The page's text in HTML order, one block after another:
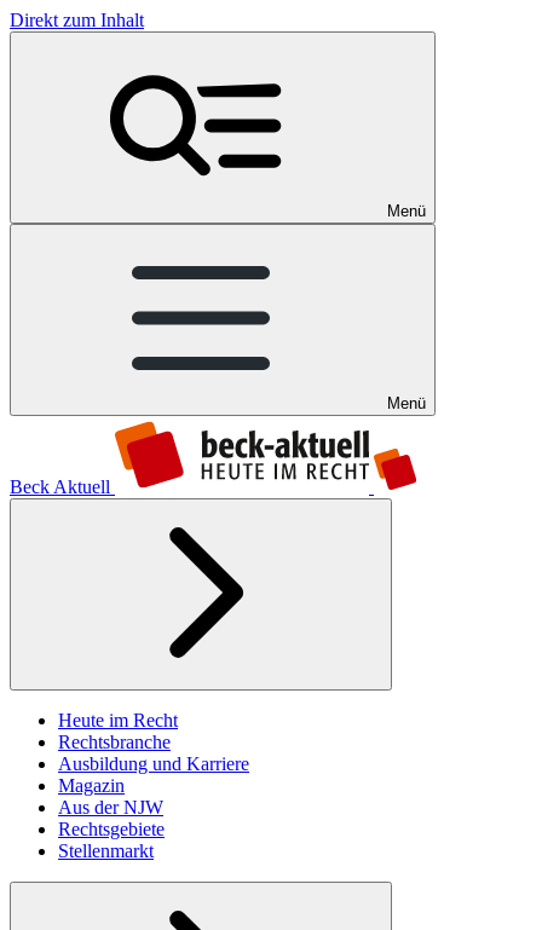
Direkt zum Inhalt
Menü
Menü
Beck Aktuell
Heute im Recht
Rechtsbranche
Ausbildung und Karriere
Magazin
Aus der NJW
Rechtsgebiete
Stellenmarkt